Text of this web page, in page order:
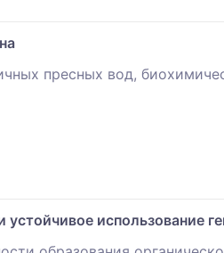
пресных вод,
устойчивое использование